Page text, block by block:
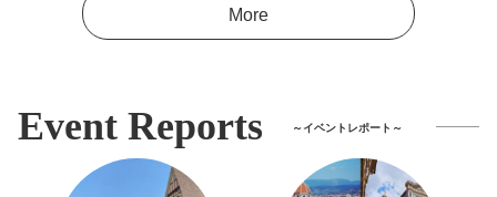
More
Event Reports ～イベントレポート～